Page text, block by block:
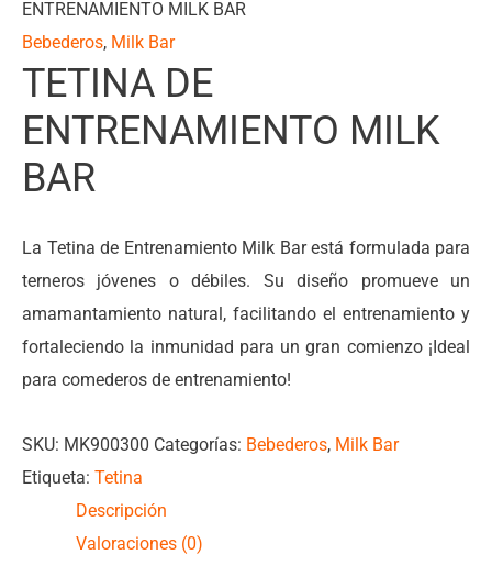
ENTRENAMIENTO MILK BAR
Bebederos, Milk Bar
TETINA DE
ENTRENAMIENTO MILK
BAR
La Tetina de Entrenamiento Milk Bar está formulada para
terneros jóvenes o débiles. Su diseño promueve un
amamantamiento natural, facilitando el entrenamiento y
fortaleciendo la inmunidad para un gran comienzo ¡Ideal
para comederos de entrenamiento!
SKU: MK900300 Categorías: Bebederos, Milk Bar
Etiqueta: Tetina
Descripción
Valoraciones (0)